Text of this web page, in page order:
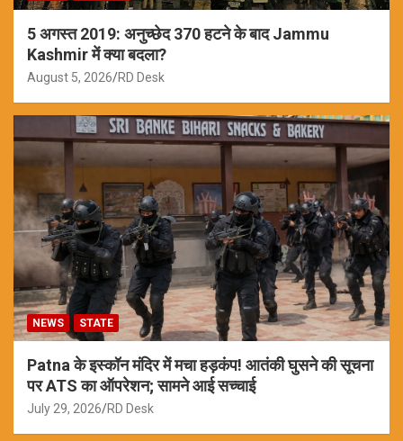
5 अगस्त 2019: अनुच्छेद 370 हटने के बाद Jammu
Kashmir में क्या बदला?
August 5, 2026 RD Desk
NEWS STATE
Patna के इस्कॉन मंदिर में मचा हड़कंप! आतंकी घुसने की सूचना
पर ATS का ऑपरेशन; सामने आई सच्चाई
July 29, 2026 RD Desk